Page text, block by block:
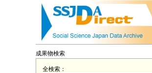
成果物検索
全検索：